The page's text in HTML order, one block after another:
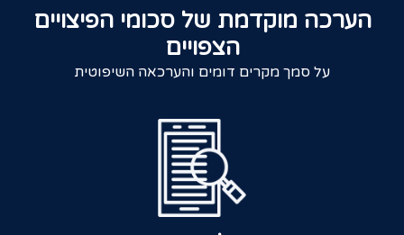
הערכה מוקדמת של סכומי הפיצויים
הצפויים
על סמך מקרים דומים והערכאה השיפוטית